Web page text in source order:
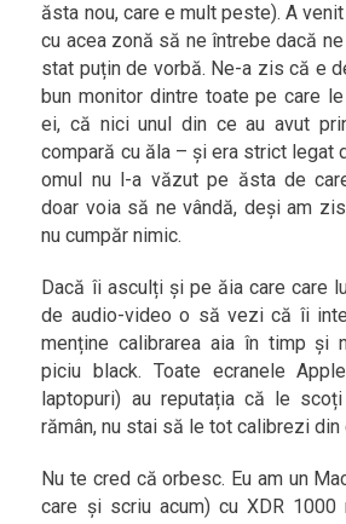
ăsta nou, care e mult peste). A
cu acea zonă să ne întrebe dacă
stat puțin de vorbă. Ne-a zis că e
bun monitor dintre toate pe care
ei, că nici unul din ce au avut
compară cu ăla – și era strict legat
omul nu l-a văzut pe ăsta de
doar voia să ne vândă, deși am
nu cumpăr nimic.
Dacă îi asculți și pe ăia care care
de audio-video o să vezi că îi
menține calibrarea aia în timp și
piciu black. Toate ecranele
laptopuri) au reputația că le
rămân, nu stai să le tot calibrezi din
Nu te cred că orbesc. Eu am un
care și scriu acum) cu XDR